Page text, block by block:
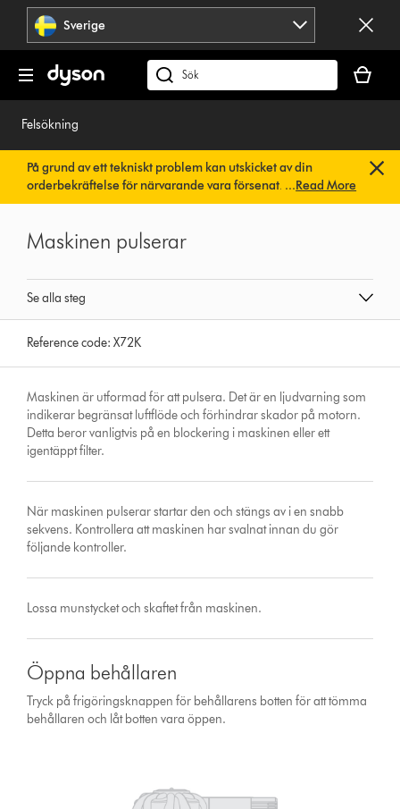
Hoppa
navigering
Sverige
Sök
på
är
tom
Felsökning
På grund av ett tekniskt problem kan utskicket av din
orderbekräftelse för närvarande vara försenat. Vi arbetar
redan på en snabb lösning.Du behöver inte göra någonting.
automatiskt.
...Read More
Se alla steg
Maskinen pulserar
Reference code:X72K
Maskinen är utformad för att pulsera. Det är en ljudvarning som
indikerar begränsat luftflöde och förhindrar skador på motorn.
Detta beror vanligtvis på en blockering i maskinen eller ett
igentäppt filter.
När maskinen pulserar startar den och stängs av i en snabb
sekvens. Kontrollera att maskinen har svalnat innan du gör
följande kontroller.
Lossa munstycket och skaftet från maskinen.
Öppna behållaren
Tryck på frigöringsknappen för behållarens botten för att tömma
behållaren och låt botten vara öppen.